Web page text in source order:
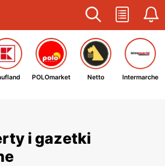
POLOmarket Netto Intermarche
i gazetki